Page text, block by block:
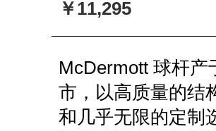
￥11,295
McDermott 球杆
市，以高质量的结
和几乎无限的定制